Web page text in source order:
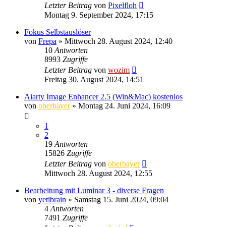
Letzter Beitrag von Pixelfloh
Montag 9. September 2024, 17:15
Fokus Selbstauslöser
von Frepa » Mittwoch 28. August 2024, 12:40
10 Antworten
8993 Zugriffe
Letzter Beitrag von wozim
Freitag 30. August 2024, 14:51
Aiarty Image Enhancer 2.5 (Win&Mac) kostenlos
von oberbayer» Montag 24. Juni 2024, 16:09
1
2
19 Antworten
15826 Zugriffe
Letzter Beitrag von oberbayer
Mittwoch 28. August 2024, 12:55
Bearbeitung mit Luminar 3 - diverse Fragen
von yetibrain » Samstag 15. Juni 2024, 09:04
4 Antworten
7491 Zugriffe